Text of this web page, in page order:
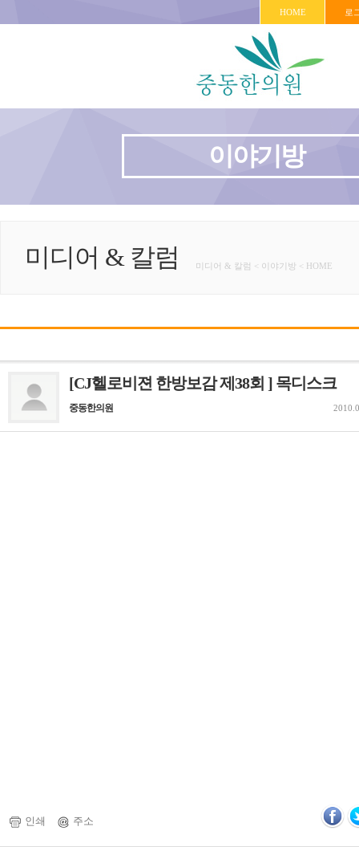
HOME 로
이야기방
미디어 & 칼럼 미디어 & 칼럼 < 이야기방 < HOME
[CJ헬로비젼 한방보감 제38회 ] 목디스크
중동한의원
인쇄 주소